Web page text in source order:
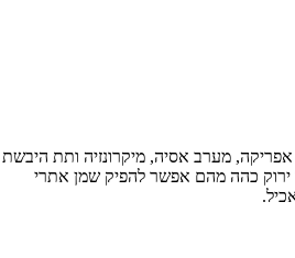
אפריקה, מערב אסיה, מיקרונזיה ותת היבשת
ירוק כהה מהם אפשר להפיק שמן אתרי